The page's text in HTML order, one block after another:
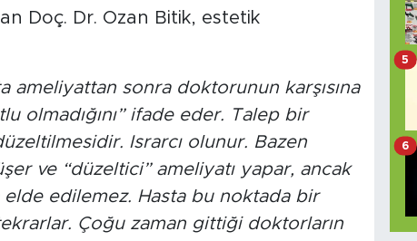
Doç. Dr. Ozan Bitik, estetik
ameliyattan sonra doktorunun karşısına
olmadığını” ifade eder. Talep bir
Israrcı olunur. Bazen
ve “düzeltici” ameliyatı yapar, ancak
edilemez. Hasta bu noktada bir
Çoğu zaman gittiği doktorların
5
6